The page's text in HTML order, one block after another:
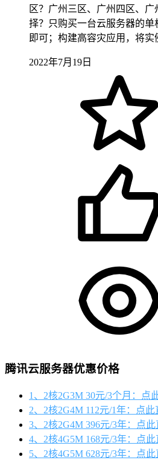
区？广州三区、广州四区、
择？只购买一台云服务器的
即可；构建高容灾应用，将
2022年7月19日
腾讯云服务器优惠价格
1、2核2G3M 30元/3个月：点
2、2核2G4M 112元/1年：点此
3、2核2G4M 396元/3年：点此
4、2核4G5M 168元/3年：点此
5、2核4G5M 628元/3年：点此